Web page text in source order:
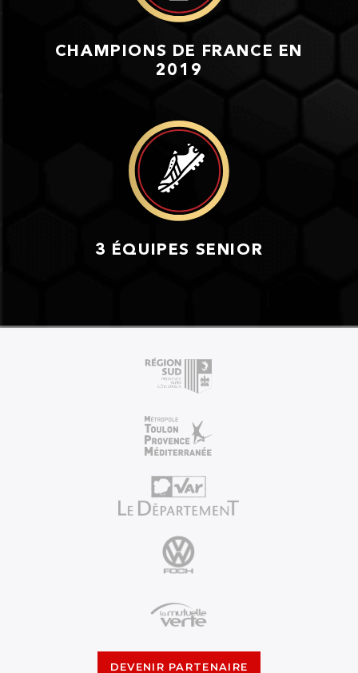
CHAMPIONS DE FRANCE EN
2019
3 ÉQUIPES SENIOR
DEVENIR PARTENAIRE